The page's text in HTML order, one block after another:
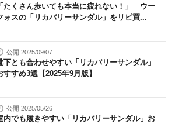
「たくさん歩いても本当に疲れない！」 ウー
ォスの「リカバリーサンダル」をリピ買...
公開 2025/09/07
下とも合わせやすい「リカバリーサンダル」
すすめ3選【2025年9月版】
公開 2025/05/26
内でも履きやすい「リカバリーサンダル」お